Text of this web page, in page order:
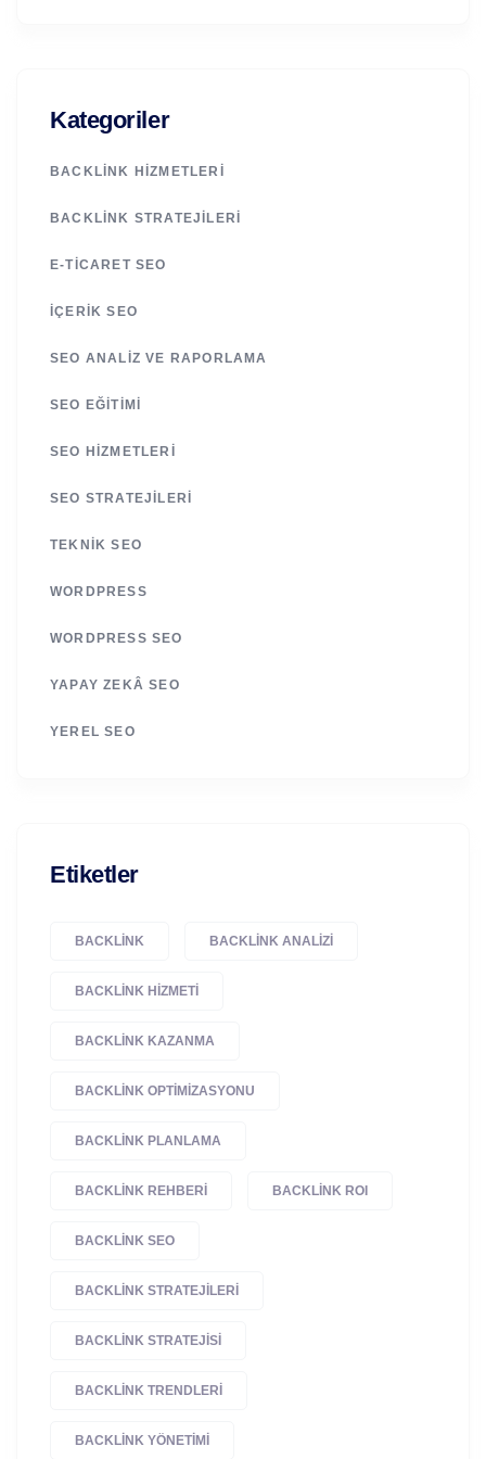
Kategoriler
BACKLINK HIZMETLERI
BACKLINK STRATEJILERI
E-TICARET SEO
İÇERIK SEO
SEO ANALIZ VE RAPORLAMA
SEO EĞITIMI
SEO HIZMETLERI
SEO STRATEJILERI
TEKNIK SEO
WORDPRESS
WORDPRESS SEO
YAPAY ZEKÂ SEO
YEREL SEO
Etiketler
BACKLINK BACKLINK ANALIZI
BACKLINK HIZMETI
BACKLINK KAZANMA
BACKLINK OPTIMIZASYONU
BACKLINK PLANLAMA
BACKLINK REHBERI BACKLINK ROI
BACKLINK SEO
BACKLINK STRATEJILERI
BACKLINK STRATEJISI
BACKLINK TRENDLERI
BACKLINK YÖNETIMI